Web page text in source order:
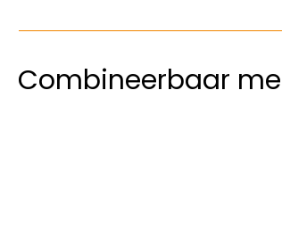
Combineerbaar